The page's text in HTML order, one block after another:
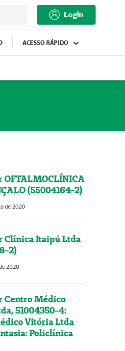
Login
ACESSO RÁPIDO
OFTALMOCLÍNICA
(55004164-2)
de 2020
Clínica Itaipú Ltda
2)
2020
Centro Médico
51004350-4:
Vitória Ltda
Policlínica